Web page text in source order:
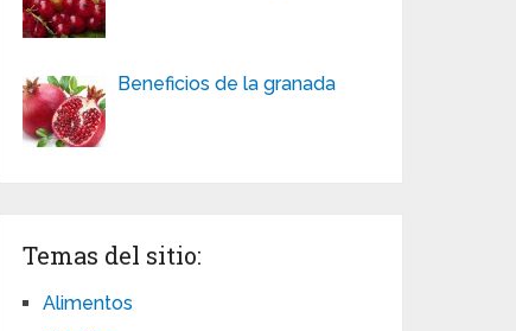
Beneficios de la granada
Temas del sitio:
Alimentos